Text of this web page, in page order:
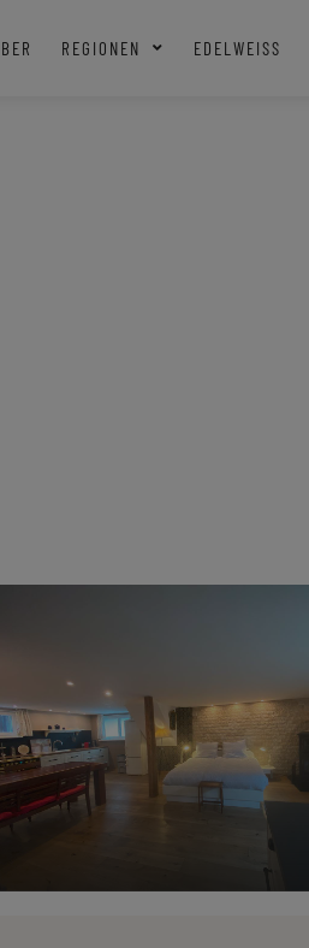
REGIONEN EDELWEISS